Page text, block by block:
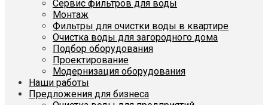
Сервис фильтров для воды
Монтаж
Фильтры для очистки воды в квартире
Очистка воды для загородного дома
Подбор оборудования
Проектирование
Модернизация оборудования
Наши работы
Предложения для бизнеса